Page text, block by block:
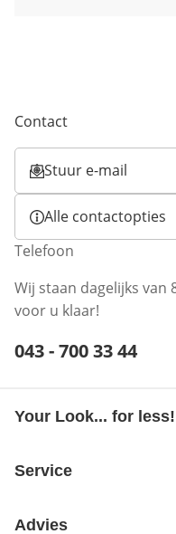
Contact
Stuur e-mail
Opent e-mailclient
Alle contactopties
Telefoon
Wij staan dagelijks van
voor u klaar!
Telefoonnummer:
043 - 700 33 44
Your Look... for less!
Service
Advies